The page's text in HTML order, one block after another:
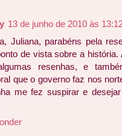
13 de junho de 2010 às
Juliana, parabéns pela
de vista sobre a
resenhas, e
que o governo faz nos
me fez suspirar e